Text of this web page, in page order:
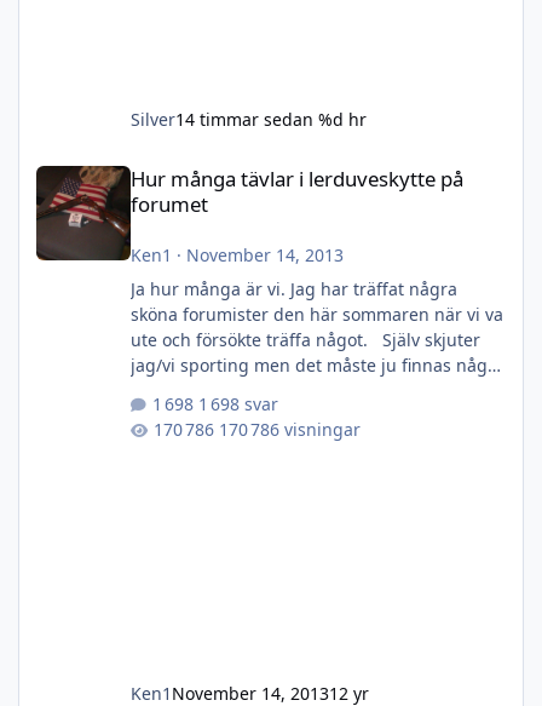
Silver14 timmar sedan %d hr
Hur många tävlar i lerduveskytte på forumet
Hur många tävlar i lerduveskytte på
forumet
Ken1 · November 14, 2013
Ja hur många är vi. Jag har träffat några
sköna forumister den här sommaren när vi va
ute och försökte träffa något. Själv skjuter
jag/vi sporting men det måste ju finnas några
jag har är att jag sköt sjukt mycket för 10-11
år sen men sen kom det en liten odåga som
1 698 svar
170 786 visningar
Ken1 November 14, 201312 yr